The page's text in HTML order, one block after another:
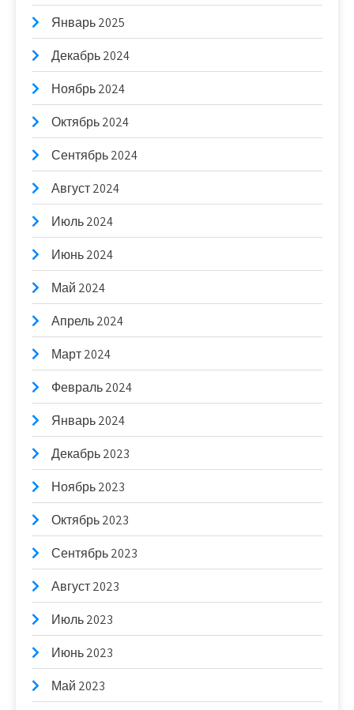
Январь 2025
Декабрь 2024
Ноябрь 2024
Октябрь 2024
Сентябрь 2024
Август 2024
Июль 2024
Июнь 2024
Май 2024
Апрель 2024
Март 2024
Февраль 2024
Январь 2024
Декабрь 2023
Ноябрь 2023
Октябрь 2023
Сентябрь 2023
Август 2023
Июль 2023
Июнь 2023
Май 2023